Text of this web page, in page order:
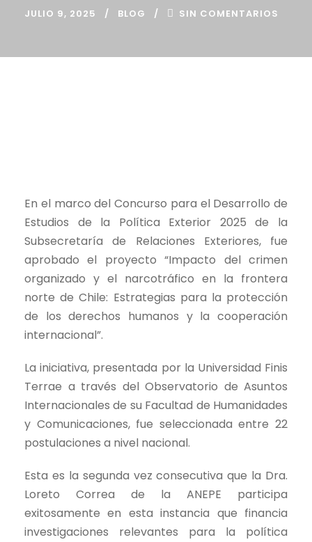
JULIO 9, 2025 BLOG SIN COMENTARIOS
En el marco del Concurso para el Desarrollo de
Estudios de la Política Exterior 2025 de la
Subsecretaría de Relaciones Exteriores, fue
aprobado el proyecto “Impacto del crimen
organizado y el narcotráfico en la frontera
norte de Chile: Estrategias para la protección
de los derechos humanos y la cooperación
internacional”.
La iniciativa, presentada por la Universidad Finis
Terrae a través del Observatorio de Asuntos
Internacionales de su Facultad de Humanidades
y Comunicaciones, fue seleccionada entre 22
postulaciones a nivel nacional.
Esta es la segunda vez consecutiva que la Dra.
Loreto Correa de la ANEPE participa
exitosamente en esta instancia que financia
investigaciones relevantes para la política